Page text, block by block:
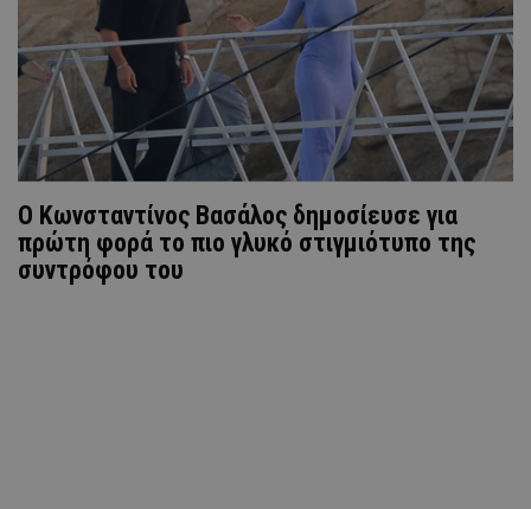
Ο Κωνσταντίνος Βασάλος δημοσίευσε για
πρώτη φορά το πιο γλυκό στιγμιότυπο της
συντρόφου του